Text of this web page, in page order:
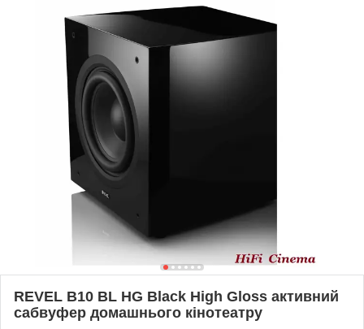
REVEL B10 BL HG Black High Gloss активний
сабвуфер домашнього кінотеатру